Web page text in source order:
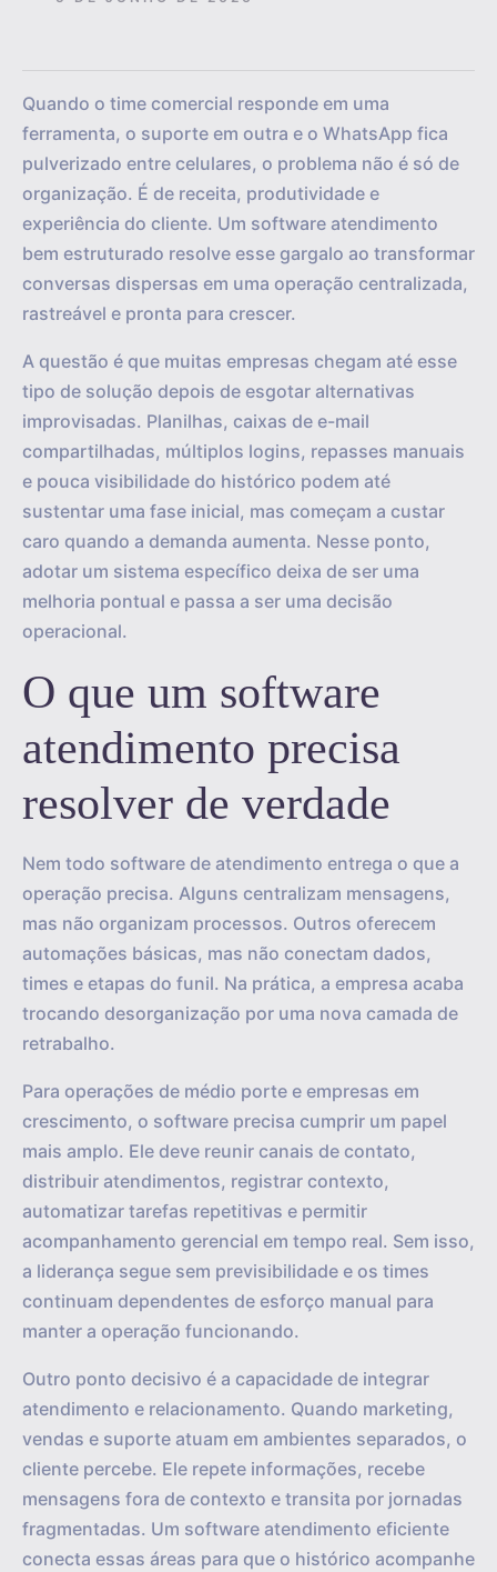
Quando o time comercial responde em uma
ferramenta, o suporte em outra e o WhatsApp fica
pulverizado entre celulares, o problema não é só de
organização. É de receita, produtividade e
experiência do cliente. Um software atendimento
bem estruturado resolve esse gargalo ao transformar
conversas dispersas em uma operação centralizada,
rastreável e pronta para crescer.
A questão é que muitas empresas chegam até esse
tipo de solução depois de esgotar alternativas
improvisadas. Planilhas, caixas de e-mail
compartilhadas, múltiplos logins, repasses manuais
e pouca visibilidade do histórico podem até
sustentar uma fase inicial, mas começam a custar
caro quando a demanda aumenta. Nesse ponto,
adotar um sistema específico deixa de ser uma
melhoria pontual e passa a ser uma decisão
operacional.
O que um software
atendimento precisa
resolver de verdade
Nem todo software de atendimento entrega o que a
operação precisa. Alguns centralizam mensagens,
mas não organizam processos. Outros oferecem
automações básicas, mas não conectam dados,
times e etapas do funil. Na prática, a empresa acaba
trocando desorganização por uma nova camada de
retrabalho.
Para operações de médio porte e empresas em
crescimento, o software precisa cumprir um papel
mais amplo. Ele deve reunir canais de contato,
distribuir atendimentos, registrar contexto,
automatizar tarefas repetitivas e permitir
acompanhamento gerencial em tempo real. Sem isso,
a liderança segue sem previsibilidade e os times
continuam dependentes de esforço manual para
manter a operação funcionando.
Outro ponto decisivo é a capacidade de integrar
atendimento e relacionamento. Quando marketing,
vendas e suporte atuam em ambientes separados, o
cliente percebe. Ele repete informações, recebe
mensagens fora de contexto e transita por jornadas
fragmentadas. Um software atendimento eficiente
conecta essas áreas para que o histórico acompanhe